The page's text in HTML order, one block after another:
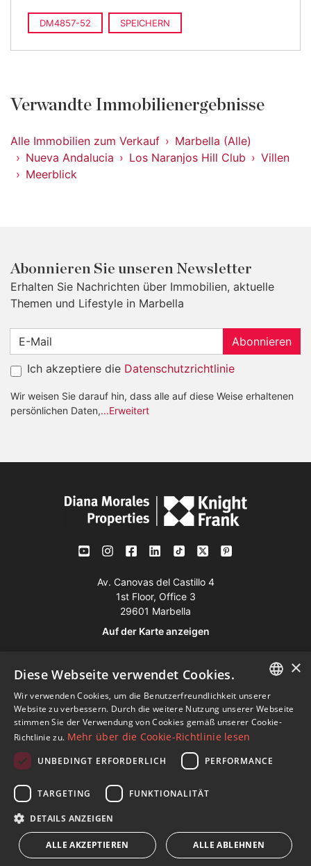
DM4857-52 SPEICHERN
Verwandte Immobilienergebnisse
Alle Immobilien zum Verkauf
Marbella (Alle)
Nueva Andalucia
Los Naranjos Hill Club
Villen
Meerblick
Abonnieren Sie unseren Newsletter
Erhalten Sie Nachrichten über Immobilien, aktuelle
Themen und Lifestyle in Marbella
Abonnieren
Ich akzeptiere die Datenschutzrichtlinie
Wir weisen Sie darauf hin, dass alle auf diese Weise erhaltenen
persönlichen Daten,...Erweitert
Av. Canovas del Castillo 4
1st Floor, Office 3
29601 Marbella
Auf der Karte anzeigen
Tel:+34 952 765 138
+34 601 636 766
Whatsapp:+34 952 765 138
info@dmproperties.com
www.dmproperties.com
© Copyright 1989 - 2026 Diana Morales Properties Knight
Frank ·
Bedingungen für die Nutzung der Website
& SEO
ENGLISH
SPANISH
×
Diese Webseite verwendet Cookies.
Wir verwenden Cookies, um die Benutzerfreundlichkeit unserer
Website zu verbessern. Durch die weitere Nutzung unserer Webseite
stimmen Sie der Verwendung von Cookies gemäß unserer Cookie-
Richtlinie zu. Mehr über die Cookie-Richtlinie lesen
UNBEDINGT ERFORDERLICH PERFORMANCE
TARGETING FUNKTIONALITÄT
DETAILS ANZEIGEN
ALLE AKZEPTIEREN ALLE ABLEHNEN